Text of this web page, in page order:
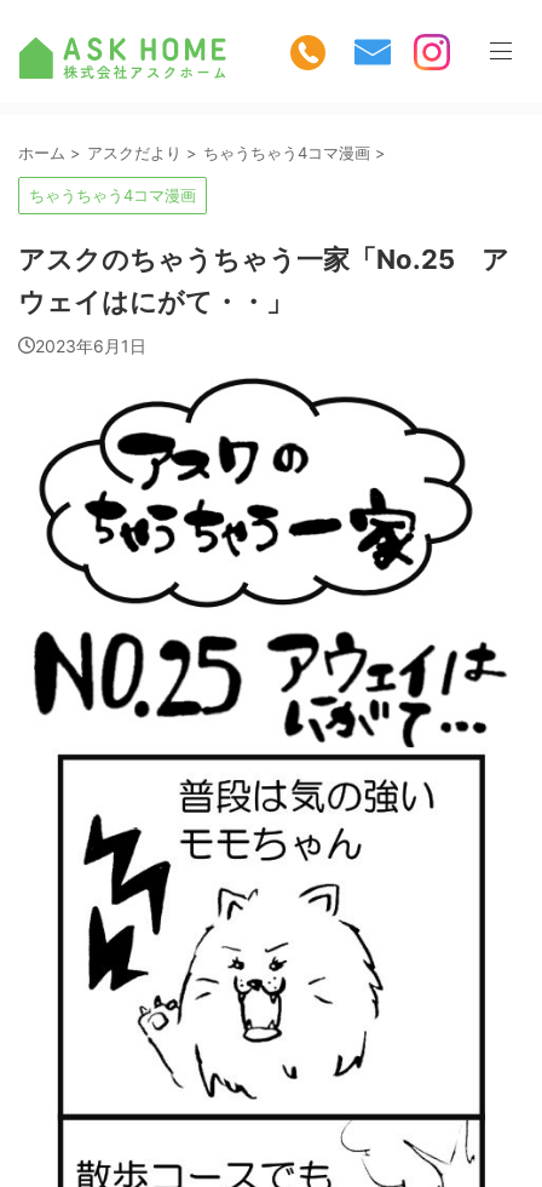
ホーム > アスクだより > ちゃうちゃう4コマ漫画 >
ちゃうちゃう4コマ漫画
アスクのちゃうちゃう一家「No.25 ア
ウェイはにがて・・」
2023年6月1日